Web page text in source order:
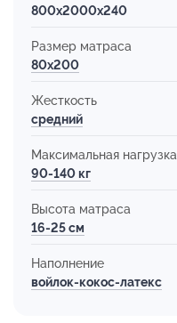
800x2000x240
Размер матраса
80х200
Жесткость
средний
Максимальная нагрузка
90-140 кг
Высота матраса
16-25 см
Наполнение
войлок-кокос-латекс